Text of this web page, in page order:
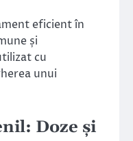
eficient în
și
cu
unui
Doze și